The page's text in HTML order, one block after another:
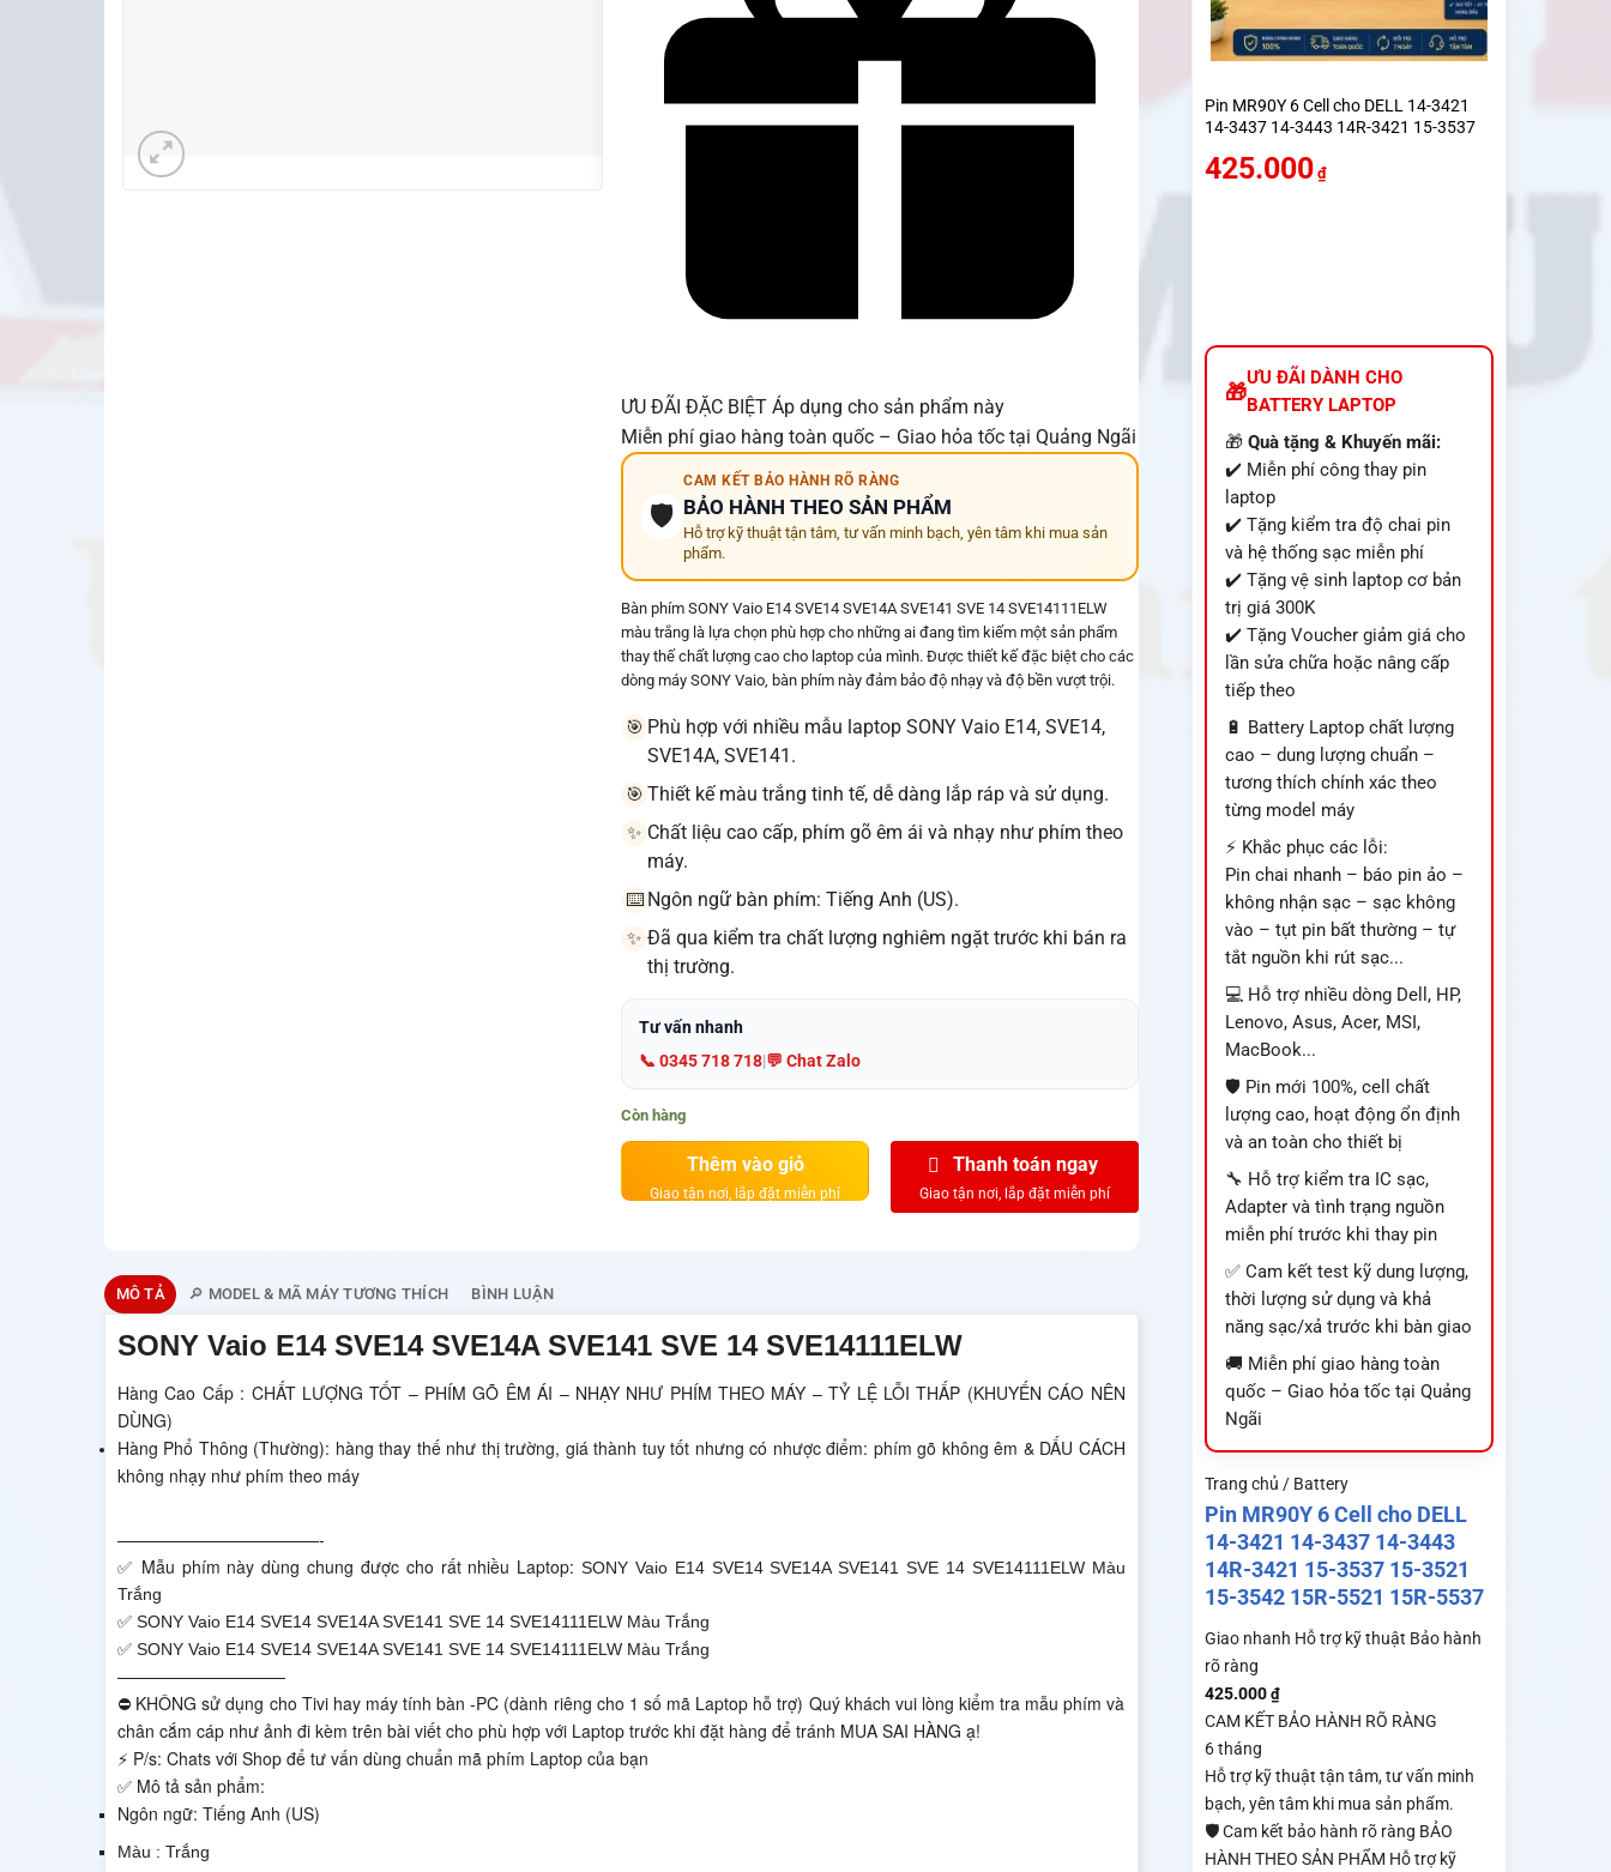
Pin MR90Y 6 Cell cho DELL 14-3421
14-3437 14-3443 14R-3421 15-3537
425.000 ₫
ƯU ĐÃI DÀNH CHO
BATTERY LAPTOP
🎁Quà tặng & Khuyến mãi:
✔️ Miễn phí công thay pin
laptop
✔️ Tặng kiểm tra độ chai pin
và hệ thống sạc miễn phí
✔️ Tặng vệ sinh laptop cơ bản
trị giá 300K
✔️ Tặng Voucher giảm giá cho
lần sửa chữa hoặc nâng cấp
tiếp theo
🔋 Battery Laptop chất lượng
cao – dung lượng chuẩn –
tương thích chính xác theo
từng model máy
⚡ Khắc phục các lỗi:
Pin chai nhanh – báo pin ảo –
không nhận sạc – sạc không
vào – tụt pin bất thường – tự
tắt nguồn khi rút sạc...
💻 Hỗ trợ nhiều dòng Dell, HP,
Lenovo, Asus, Acer, MSI,
MacBook...
🛡️ Pin mới 100%, cell chất
lượng cao, hoạt động ổn định
và an toàn cho thiết bị
🔧 Hỗ trợ kiểm tra IC sạc,
Adapter và tình trạng nguồn
miễn phí trước khi thay pin
✅ Cam kết test kỹ dung lượng,
thời lượng sử dụng và khả
năng sạc/xả trước khi bàn giao
🚚 Miễn phí giao hàng toàn
quốc – Giao hỏa tốc tại Quảng
Ngãi
Trang chủ / Battery
Pin MR90Y 6 Cell cho DELL
14-3421 14-3437 14-3443
14R-3421 15-3537 15-3521
15-3542 15R-5521 15R-5537
Giao nhanh Hỗ trợ kỹ thuật Bảo hành
rõ ràng
425.000 ₫
CAM KẾT BẢO HÀNH RÕ RÀNG
6 tháng
Hỗ trợ kỹ thuật tận tâm, tư vấn minh
bạch, yên tâm khi mua sản phẩm.
🛡️ Cam kết bảo hành rõ ràng BẢO
HÀNH THEO SẢN PHẨM Hỗ trợ kỹ
chính xác theo từng model máy
⚡ Hỗ trợ thay lấy liền nhiều dòng Dell, HP, Lenovo,
🚚 Miễn phí giao hàng toàn quốc – Giao hỏa tốc tại
ƯU ĐÃI ĐẶC BIỆT Áp dụng cho sản phẩm này
Miễn phí giao hàng toàn quốc – Giao hỏa tốc tại Quảng Ngãi
🛡️
CAM KẾT BẢO HÀNH RÕ RÀNG
BẢO HÀNH THEO SẢN PHẨM
Hỗ trợ kỹ thuật tận tâm, tư vấn minh bạch, yên tâm khi mua sản
phẩm.
Bàn phím SONY Vaio E14 SVE14 SVE14A SVE141 SVE 14 SVE14111ELW
màu trắng là lựa chọn phù hợp cho những ai đang tìm kiếm một sản phẩm
thay thế chất lượng cao cho laptop của mình. Được thiết kế đặc biệt cho các
dòng máy SONY Vaio, bàn phím này đảm bảo độ nhạy và độ bền vượt trội.
🎯 Phù hợp với nhiều mẫu laptop SONY Vaio E14, SVE14,
SVE14A, SVE141.
🎯 Thiết kế màu trắng tinh tế, dễ dàng lắp ráp và sử dụng.
✨ Chất liệu cao cấp, phím gõ êm ái và nhạy như phím theo
máy.
⌨️ Ngôn ngữ bàn phím: Tiếng Anh (US).
✨ Đã qua kiểm tra chất lượng nghiêm ngặt trước khi bán ra
thị trường.
Tư vấn nhanh
📞 0345 718 718|💬 Chat Zalo
Còn hàng
Thêm vào giỏ Thanh toán ngay
MÔ TẢ 🔎 MODEL & MÃ MÁY TƯƠNG THÍCH BÌNH LUẬN
SONY Vaio E14 SVE14 SVE14A SVE141 SVE 14 SVE14111ELW
Hàng Cao Cấp : CHẤT LƯỢNG TỐT – PHÍM GÕ ÊM ÁI – NHẠY NHƯ PHÍM THEO MÁY – TỶ LỆ LỖI THẤP (KHUYẾN CÁO NÊN
DÙNG)
Hàng Phổ Thông (Thường): hàng thay thế như thị trường, giá thành tuy tốt nhưng có nhược điểm: phím gõ không êm & DẤU CÁCH
không nhạy như phím theo máy
————————————-
✅ Mẫu phím này dùng chung được cho rất nhiều Laptop: SONY Vaio E14 SVE14 SVE14A SVE141 SVE 14 SVE14111ELW Màu
Trắng
✅ SONY Vaio E14 SVE14 SVE14A SVE141 SVE 14 SVE14111ELW Màu Trắng
✅ SONY Vaio E14 SVE14 SVE14A SVE141 SVE 14 SVE14111ELW Màu Trắng
——————————
⛔ KHÔNG sử dụng cho Tivi hay máy tính bàn -PC (dành riêng cho 1 số mã Laptop hỗ trợ) Quý khách vui lòng kiểm tra mẫu phím và
chân cắm cáp như ảnh đi kèm trên bài viết cho phù hợp với Laptop trước khi đặt hàng để tránh MUA SAI HÀNG ạ!
⚡ P/s: Chats với Shop để tư vấn dùng chuẩn mã phím Laptop của bạn
✅ Mô tả sản phẩm:
Ngôn ngữ: Tiếng Anh (US)
Màu : Trắng